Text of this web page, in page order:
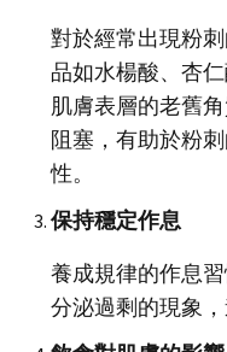
對於經常出現粉
品如水楊酸、杏
肌膚表層的老舊
阻塞，有助於粉
性。
保持穩定作息
養成規律的作息
分泌過剩的現象